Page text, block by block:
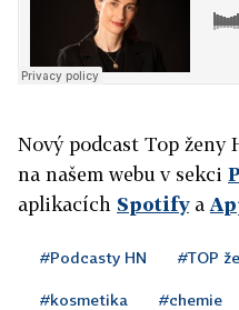
Nový podcast Top ženy
na našem webu v sekci
aplikacích Spotifya
#Podcasty HN #TOP
#kosmetika #chemie